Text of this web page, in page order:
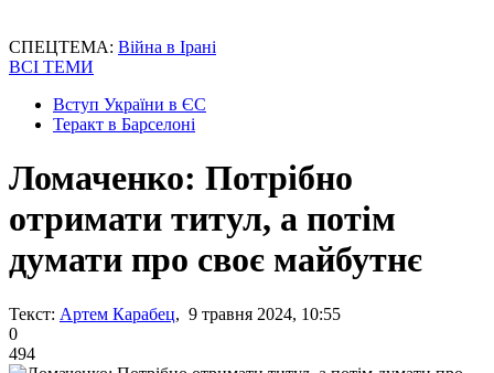
СПЕЦТЕМА: Війна в Ірані
ВСІ ТЕМИ
Вступ України в ЄС
Теракт в Барселоні
Ломаченко: Потрібно
отримати титул, а потім
думати про своє майбутнє
Текст: Артем Карабец, 9 травня 2024, 10:55
0
494